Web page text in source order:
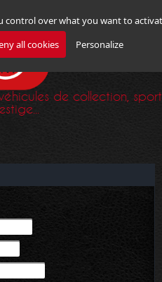
control over what you want to
all cookies Personalize
de collection, sport